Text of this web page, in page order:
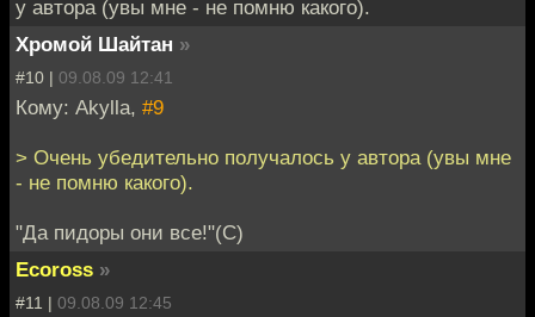
у автора (увы мне - не помню какого).
Хромой Шайтан »
#10 | 09.08.09 12:41
Кому: Akylla, #9
> Очень убедительно получалось у автора (увы мне
- не помню какого).
"Да пидоры они все!"(C)
Ecoross »
#11 | 09.08.09 12:45